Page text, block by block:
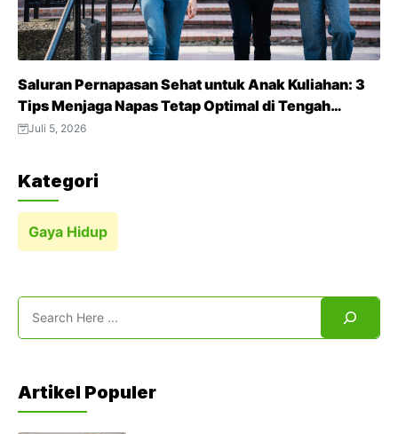
Saluran Pernapasan Sehat untuk Anak Kuliahan: 3
Tips Menjaga Napas Tetap Optimal di Tengah
Aktivitas Padat
Juli 5, 2026
Kategori
Gaya Hidup
Search
Artikel Populer